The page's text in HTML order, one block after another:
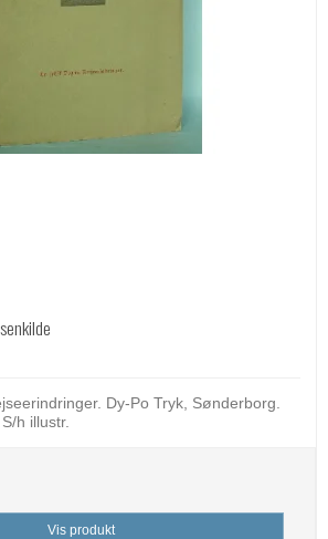
Dy-Po Tryk, Sønderborg.
h illustr.
Vis produkt